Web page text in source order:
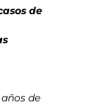
de
de